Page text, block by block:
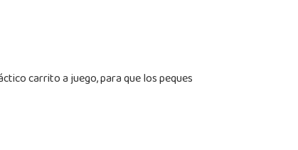
carrito a juego, para que los peques